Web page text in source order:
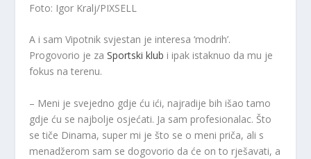
Foto: Igor Kralj/PIXSELL
A i sam Vipotnik svjestan je interesa ‘modrih’.
Progovorio je za Sportski klub i ipak istaknuo da mu je
fokus na terenu.
– Meni je svejedno gdje ću ići, najradije bih išao tamo
gdje ću se najbolje osjećati. Ja sam profesionalac. Što
se tiče Dinama, super mi je što se o meni priča, ali s
menadžerom sam se dogovorio da će on to rješavati, a